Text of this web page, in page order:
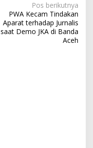
Pos berikutnya
PWA Kecam Tindakan
Aparat terhadap Jurnalis
saat Demo JKA di Banda
Aceh